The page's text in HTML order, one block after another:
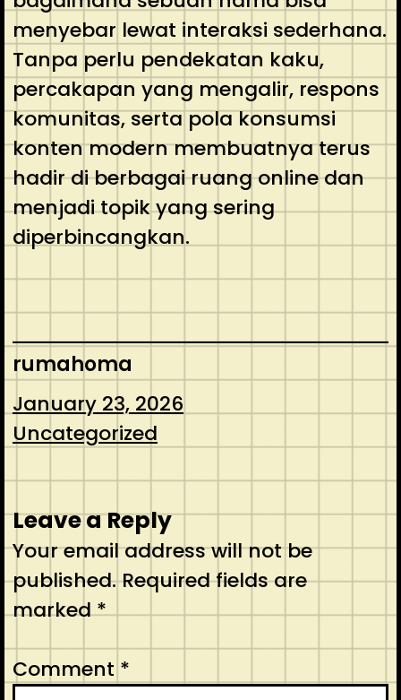
menyebar lewat interaksi sederhana.
Tanpa perlu pendekatan kaku,
percakapan yang mengalir, respons
komunitas, serta pola konsumsi
konten modern membuatnya terus
hadir di berbagai ruang online dan
menjadi topik yang sering
diperbincangkan.
rumahoma
January 23, 2026
Uncategorized
Leave a Reply
Your email address will not be
published.Required fields are
marked*
Comment *